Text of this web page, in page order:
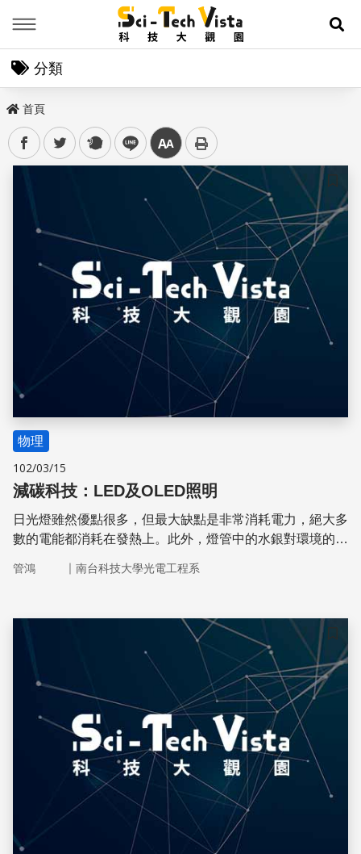
展
分類
首頁
facebooktwitter plurk line 中
儲存
物理
102/03/15
減碳科技：LED及OLED照明
日光燈雖然優點很多，但最大缺點是非常消耗電力，絕大多
數的電能都消耗在發熱上。此外，燈管中的水銀對環境的汙
管鴻 ｜ 南台科技大學光電工程系
儲存